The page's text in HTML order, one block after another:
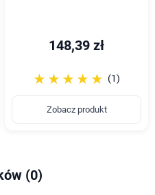
148,39 zł
☆☆☆☆☆
★★★★★ (1)
Zobacz produkt
(0)